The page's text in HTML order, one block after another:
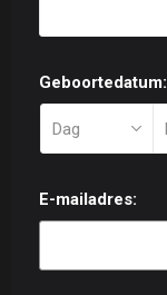
Geboortedatum:
E-mailadres: